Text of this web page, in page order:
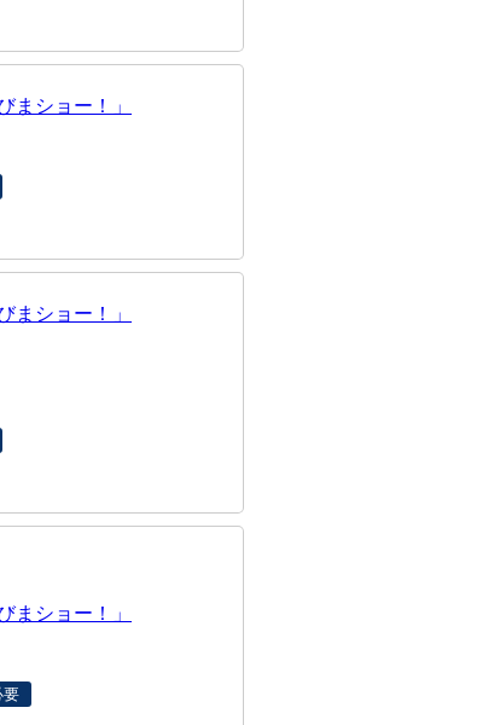
ショー！」
ショー！」
ショー！」
要